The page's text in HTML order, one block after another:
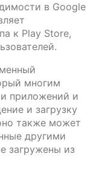
в Google
к Play Store,
многим
приложений и
и загрузку
также может
другими
загружены из